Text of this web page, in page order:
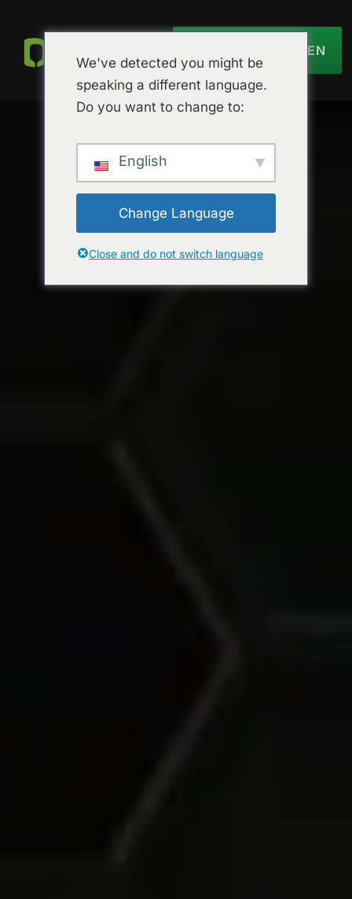
ANGEBOT EINHOLEN
We've detected you might be
speaking a different language.
Do you want to change to:
English
Change Language
Close and do not switch language